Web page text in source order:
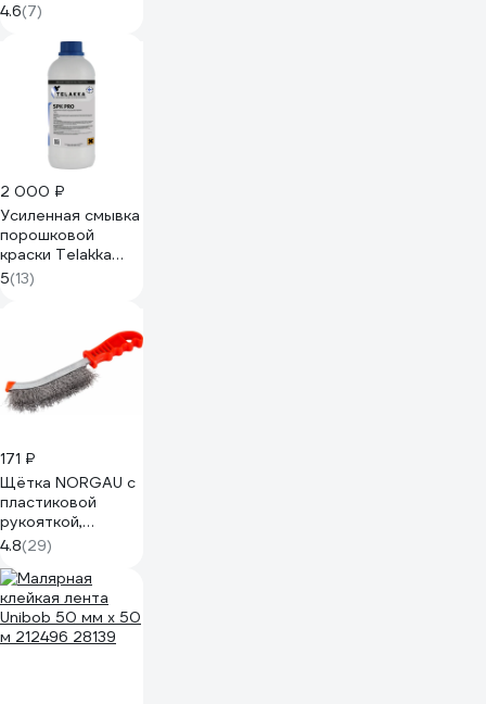
4.6(7)
2 000 ₽
Усиленная смывка
порошковой
краски Telakka
SPK PRO 1 кг
4631160698576
5(13)
171 ₽
Щётка NORGAU с
пластиковой
рукояткой,
стальная
проволока
087602102
4.8(29)